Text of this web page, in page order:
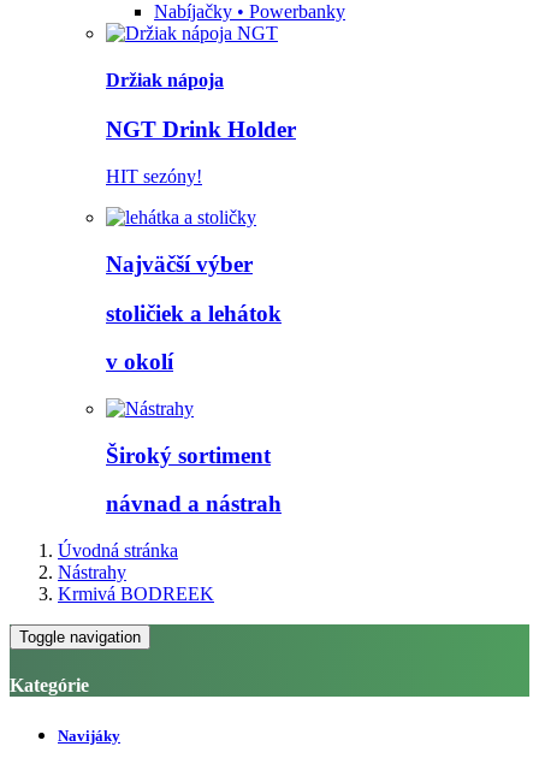
Nabíjačky • Powerbanky
Držiak nápoja
NGT Drink Holder
HIT sezóny!
Najväčší výber
stoličiek a lehátok
v okolí
Široký sortiment
návnad a nástrah
Úvodná stránka
Nástrahy
Krmivá BODREEK
Toggle navigation
Kategórie
Navijáky